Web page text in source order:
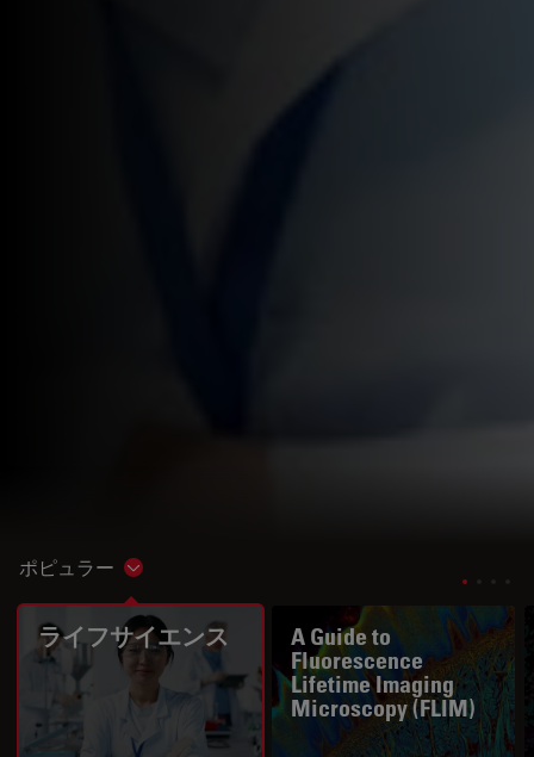
ポピュラー Show subnavigation
ライフサイエンス
A Guide to
Fluorescence
Lifetime Imaging
Microscopy (FLIM)